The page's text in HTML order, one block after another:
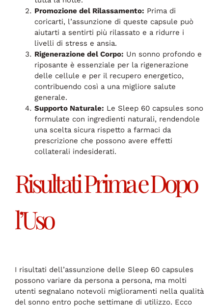
Promozione del Rilassamento: Prima di
coricarti, l’assunzione di queste capsule può
aiutarti a sentirti più rilassato e a ridurre i
livelli di stress e ansia.
Rigenerazione del Corpo: Un sonno profondo e
riposante è essenziale per la rigenerazione
delle cellule e per il recupero energetico,
contribuendo così a una migliore salute
generale.
Supporto Naturale: Le Sleep 60 capsules sono
formulate con ingredienti naturali, rendendole
una scelta sicura rispetto a farmaci da
prescrizione che possono avere effetti
collaterali indesiderati.
Risultati Prima e Dopo
l’Uso
I risultati dell’assunzione delle Sleep 60 capsules
possono variare da persona a persona, ma molti
utenti segnalano notevoli miglioramenti nella qualità
del sonno entro poche settimane di utilizzo. Ecco